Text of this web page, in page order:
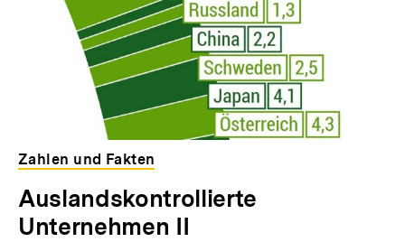
Zahlen und Fakten
Auslandskontrollierte
Unternehmen II